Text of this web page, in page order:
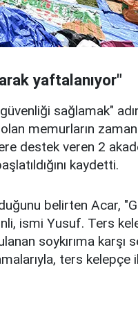
yaftalanıyor"
sağlamak"
memurların
destek veren 2
kaydetti.
belirten Acar,
ismi Yusuf. Ters
soykırıma karşı
ters kelepçe